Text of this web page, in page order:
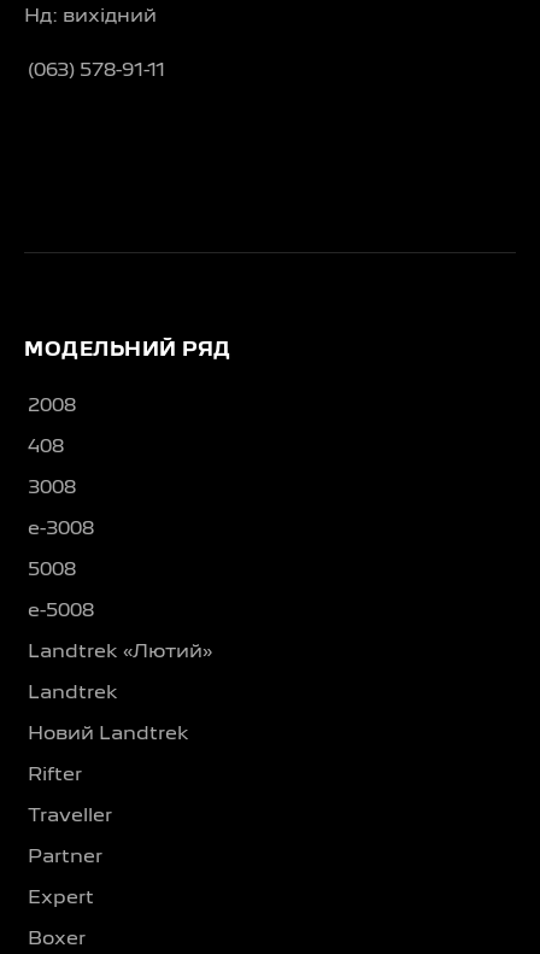
Нд: вихідний
(063) 578-91-11
МОДЕЛЬНИЙ РЯД
2008
408
3008
e-3008
5008
e-5008
Landtrek «Лютий»
Landtrek
Новий Landtrek
Rifter
Traveller
Partner
Expert
Boxer